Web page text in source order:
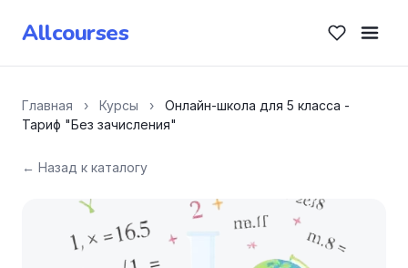
Allcourses
Главная › Курсы ›
Онлайн-школа для 5 класса -
Тариф "Без зачисления"
← Назад к каталогу